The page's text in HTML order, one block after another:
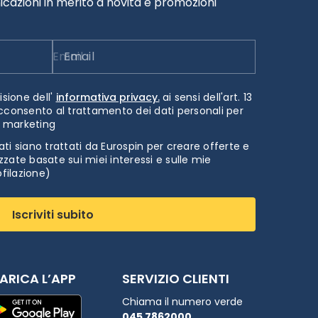
Email
dell' informativa privacy.ai sensi dell'art. 13
al trattamento dei dati personali per
siano trattati da Eurospin per creare offerte e
basate sui miei interessi e sulle mie
Iscriviti subito
L’APP SERVIZIO CLIENTI
Chiama il numero verde